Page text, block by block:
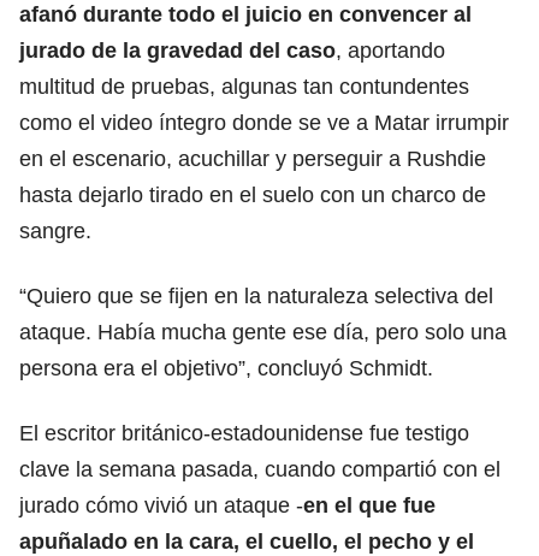
afanó durante todo el juicio en convencer al
jurado de la gravedad del caso, aportando
multitud de pruebas, algunas tan contundentes
como el video íntegro donde se ve a Matar irrumpir
en el escenario, acuchillar y perseguir a Rushdie
hasta dejarlo tirado en el suelo con un charco de
sangre.
“Quiero que se fijen en la naturaleza selectiva del
ataque. Había mucha gente ese día, pero solo una
persona era el objetivo”, concluyó Schmidt.
El escritor británico-estadounidense fue testigo
clave la semana pasada, cuando compartió con el
jurado cómo vivió un ataque -en el que fue
apuñalado en la cara, el cuello, el pecho y el